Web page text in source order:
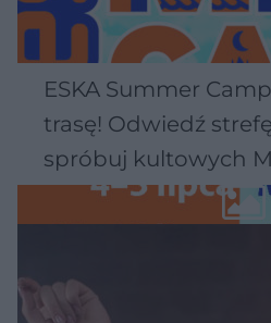
ESKA Summer
trasę! Odwiedź
spróbuj kultowych
Wawelu